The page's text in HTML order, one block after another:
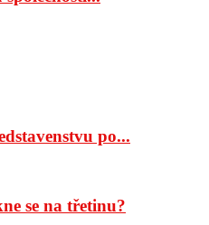
po...
se na třetinu?